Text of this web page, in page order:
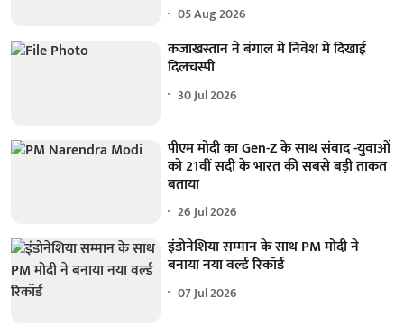
05 Aug 2026
कजाखस्तान ने बंगाल में निवेश में दिखाई
दिलचस्पी
30 Jul 2026
पीएम मोदी का Gen-Z के साथ संवाद -युवाओं
को 21वीं सदी के भारत की सबसे बड़ी ताकत
बताया
26 Jul 2026
इंडोनेशिया सम्मान के साथ PM मोदी ने
बनाया नया वर्ल्ड रिकॉर्ड
07 Jul 2026